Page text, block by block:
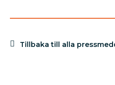
Tillbaka till alla